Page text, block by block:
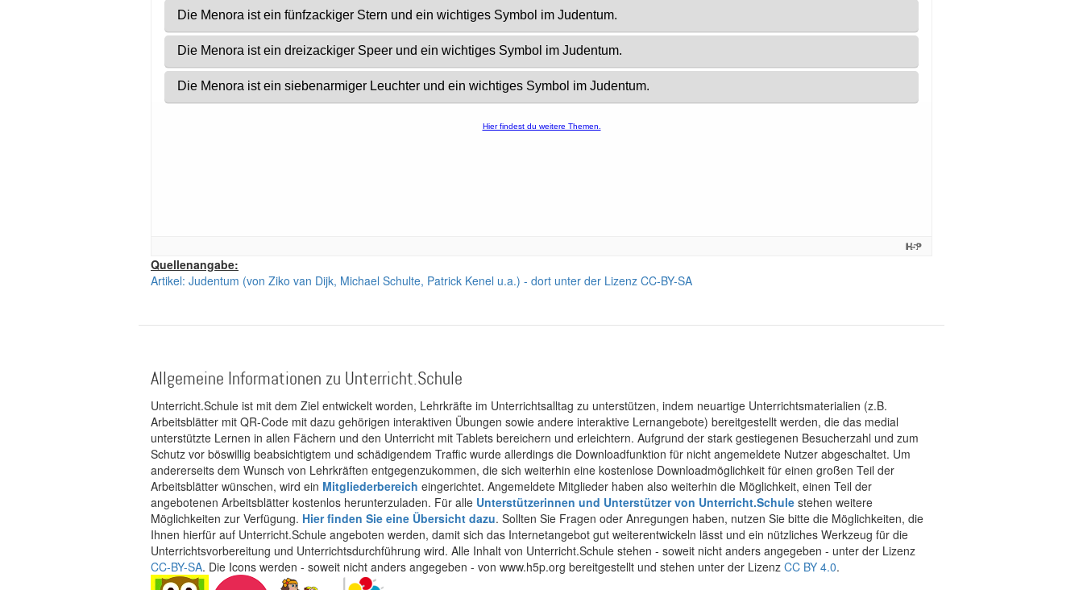
Quellenangabe:
Artikel: Judentum (von Ziko van Dijk, Michael Schulte, Patrick Kenel u.a.) - dort unter der Lizenz CC-BY-SA
Allgemeine Informationen zu Unterricht.Schule
Unterricht.Schule ist mit dem Ziel entwickelt worden, Lehrkräfte im Unterrichtsalltag zu unterstützen, indem neuartige Unterrichtsmaterialien (z.B.
Arbeitsblätter mit QR-Code mit dazu gehörigen interaktiven Übungen sowie andere interaktive Lernangebote) bereitgestellt werden, die das medial
unterstützte Lernen in allen Fächern und den Unterricht mit Tablets bereichern und erleichtern. Aufgrund der stark gestiegenen Besucherzahl und zum
Schutz vor böswillig beabsichtigtem und schädigendem Traffic wurde allerdings die Downloadfunktion für nicht angemeldete Nutzer abgeschaltet. Um
andererseits dem Wunsch von Lehrkräften entgegenzukommen, die sich weiterhin eine kostenlose Downloadmöglichkeit für einen großen Teil der
Arbeitsblätter wünschen, wird ein Mitgliederbereich eingerichtet. Angemeldete Mitglieder haben also weiterhin die Möglichkeit, einen Teil der
angebotenen Arbeitsblätter kostenlos herunterzuladen. Für alle Unterstützerinnen und Unterstützer von Unterricht.Schule stehen weitere
Möglichkeiten zur Verfügung. Hier finden Sie eine Übersicht dazu. Sollten Sie Fragen oder Anregungen haben, nutzen Sie bitte die Möglichkeiten, die
Ihnen hierfür auf Unterricht.Schule angeboten werden, damit sich das Internetangebot gut weiterentwickeln lässt und ein nützliches Werkzeug für die
Unterrichtsvorbereitung und Unterrichtsdurchführung wird. Alle Inhalt von Unterricht.Schule stehen - soweit nicht anders angegeben - unter der Lizenz
CC-BY-SA. Die Icons werden - soweit nicht anders angegeben - von www.h5p.org bereitgestellt und stehen unter der Lizenz CC BY 4.0.